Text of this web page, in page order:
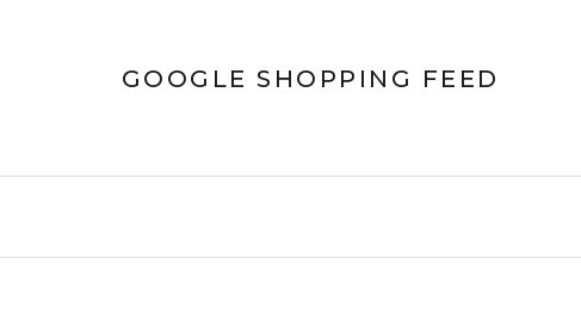
GOOGLE SHOPPING FEED